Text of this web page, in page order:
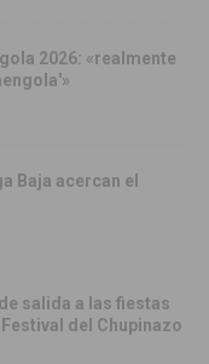
2026: «realmente
Baja acercan el
salida a las fiestas
del Chupinazo